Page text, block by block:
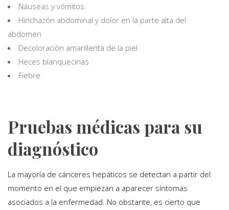
Náuseas y vómitos.
Hinchazón abdominal y dolor en la parte alta del
abdomen
Decoloración amarillenta de la piel
Heces blanquecinas
Fiebre
Pruebas médicas para su
diagnóstico
La mayoría de cánceres hepáticos se detectan a partir del
momento en el que empiezan a aparecer síntomas
asociados a la enfermedad. No obstante, es cierto que